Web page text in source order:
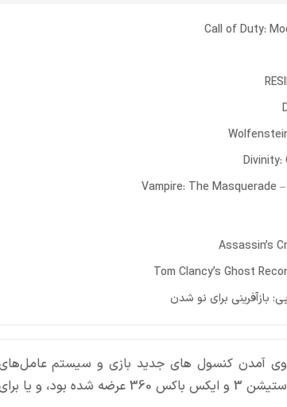
بازآفرینی برای نو شدن
آمدن کنسول های جدید بازی و سیستم عامل‌های
عامل پایین‌تر وجود داشت.